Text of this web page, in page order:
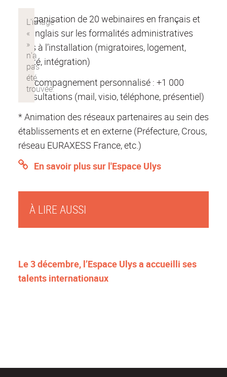
À LIRE AUSSI
Le 3 décembre, l’Espace Ulys a accueilli ses
talents internationaux
* Organisation de 20 webinaires en français et
en anglais sur les formalités administratives
liées à l’installation (migratoires, logement,
santé, intégration)
* Accompagnement personnalisé : +1 000
consultations (mail, visio, téléphone, présentiel)
* Animation des réseaux partenaires au sein des
établissements et en externe (Préfecture, Crous,
réseau EURAXESS France, etc.)
En savoir plus sur l'Espace Ulys